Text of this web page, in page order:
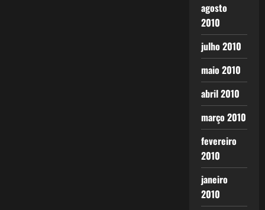
agosto
2010
julho 2010
maio 2010
abril 2010
março 2010
fevereiro
2010
janeiro
2010